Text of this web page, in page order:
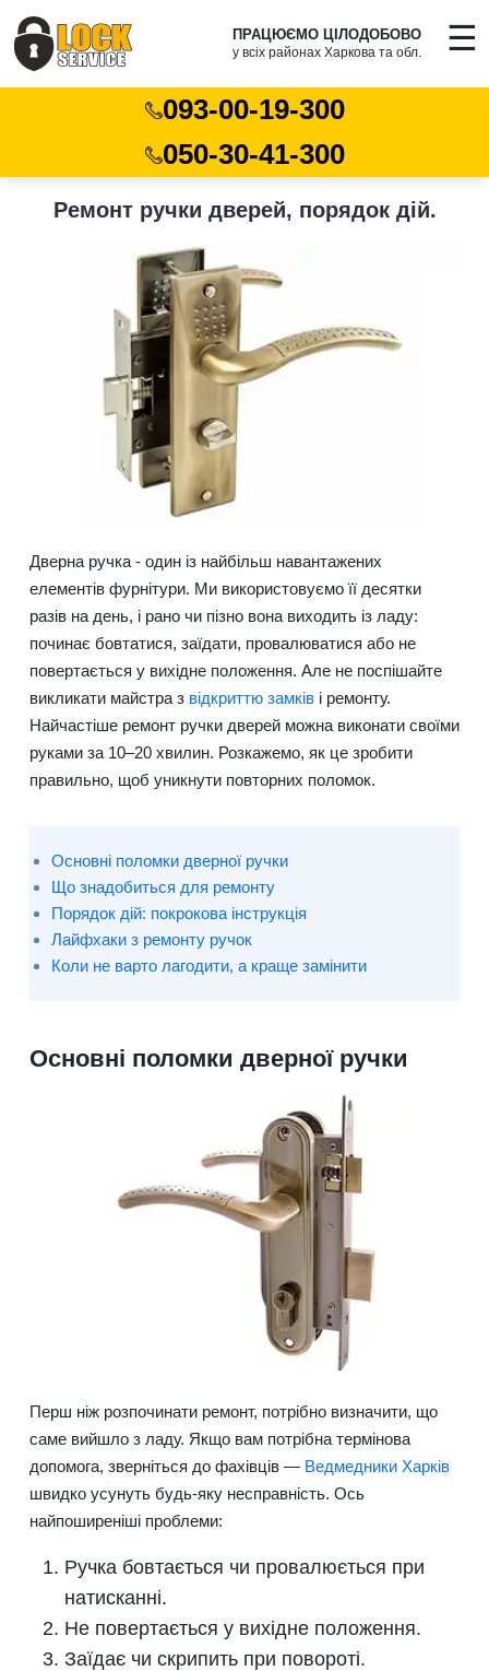
ПРАЦЮЄМО ЦІЛОДОБОВО
у всіх районах Харкова та обл. ☰
093-00-19-300
050-30-41-300
Ремонт ручки дверей, порядок дій.
Дверна ручка - один із найбільш навантажених
елементів фурнітури. Ми використовуємо її десятки
разів на день, і рано чи пізно вона виходить із ладу:
починає бовтатися, заїдати, провалюватися або не
повертається у вихідне положення. Але не поспішайте
викликати майстра з відкриттю замків і ремонту.
Найчастіше ремонт ручки дверей можна виконати своїми
руками за 10–20 хвилин. Розкажемо, як це зробити
правильно, щоб уникнути повторних поломок.
Основні поломки дверної ручки
Що знадобиться для ремонту
Порядок дій: покрокова інструкція
Лайфхаки з ремонту ручок
Коли не варто лагодити, а краще замінити
Основні поломки дверної ручки
Перш ніж розпочинати ремонт, потрібно визначити, що
саме вийшло з ладу. Якщо вам потрібна термінова
допомога, зверніться до фахівців — Ведмедники Харків
швидко усунуть будь-яку несправність. Ось
найпоширеніші проблеми:
Ручка бовтається чи провалюється при
натисканні.
Не повертається у вихідне положення.
Заїдає чи скрипить при повороті.